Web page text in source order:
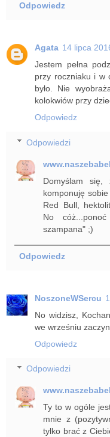
Odpowiedz
Agata 14 lipca
Jestem pełna
przy roczniaku i w
było. Nie
kolokwiów przy
Odpowiedz
Odpowiedzi
Domyślam
komponuję
Red Bull,
No
szampana" ;)
Odpowiedz
NoszoneWSercu
No widzisz,
we wrześniu
Odpowiedz
Odpowiedzi
Ty to w ogóle
mnie z
tylko brać z